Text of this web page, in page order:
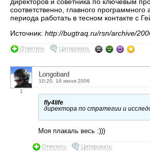
соответственно, главного
периода работать в тесном контакте с
Источник: http://bugtraq.ru/rsn/archive/
Ответить Цитировать
1
Longobard
10:20, 16 июня 2006
fly4life
директора по стратегии и
Моя плакаль весь :)))
Ответить Цитировать